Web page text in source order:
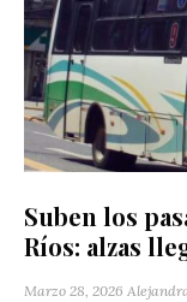
Suben los
Ríos: alzas
Marzo 28, 2026